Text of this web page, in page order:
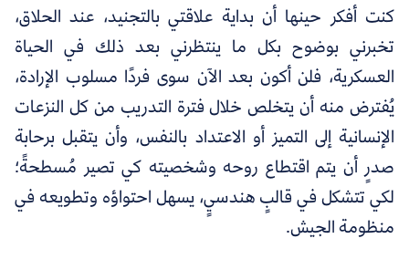
كنت أفكر حينها أن بداية علاقتي بالتجنيد، عند الحلاق،
تخبرني بوضوح بكل ما ينتظرني بعد ذلك في الحياة
العسكرية، فلن أكون بعد الآن سوى فردًا مسلوب الإرادة،
يُفترض منه أن يتخلص خلال فترة التدريب من كل النزعات
الإنسانية إلى التميز أو الاعتداد بالنفس، وأن يتقبل برحابة
صدرٍ أن يتم اقتطاع روحه وشخصيته كي تصير مُسطحةً؛
لكي تتشكل في قالبٍ هندسيٍ، يسهل احتواؤه وتطويعه في
منظومة الجيش.